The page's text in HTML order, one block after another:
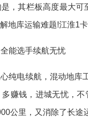
，其栏板高度最大
地库运输难题!江淮1
能选手续航无忧
电续航，混动地库工
赚钱，进城无忧，
公里，又消除了长